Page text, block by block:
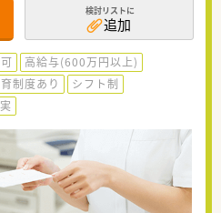
検討リストに
追加
高給与(600万円以上)
制度あり
シフト制